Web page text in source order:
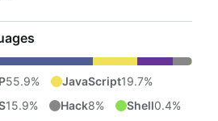
55.9% JavaScript19.7%
15.9% Hack8% Shell0.4%